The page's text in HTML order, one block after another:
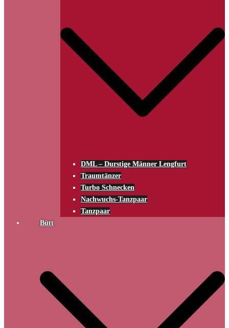
DML – Durstige Männer Lengfurt
Traumtänzer
Turbo Schnecken
Nachwuchs-Tanzpaar
Tanzpaar
Bütt